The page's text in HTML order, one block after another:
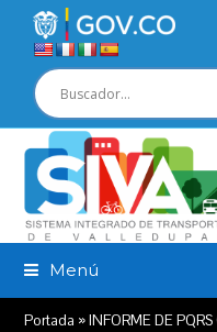
Menú
Portada »INFORME DE